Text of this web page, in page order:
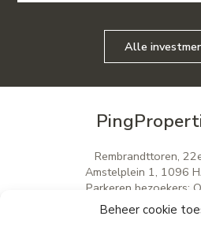
Beheer cookie
Alle
Rembrandttoren,
Amstelplein 1, 1096
Parkeren bezoekers:
E
T+31 (0)20